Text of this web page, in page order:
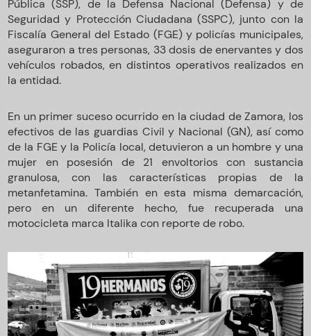
Pública (SSP), de la Defensa Nacional (Defensa) y de
Seguridad y Protección Ciudadana (SSPC), junto con la
Fiscalía General del Estado (FGE) y policías municipales,
aseguraron a tres personas, 33 dosis de enervantes y dos
vehículos robados, en distintos operativos realizados en
la entidad.
En un primer suceso ocurrido en la ciudad de Zamora, los
efectivos de las guardias Civil y Nacional (GN), así como
de la FGE y la Policía local, detuvieron a un hombre y una
mujer en posesión de 21 envoltorios con sustancia
granulosa, con las características propias de la
metanfetamina. También en esta misma demarcación,
pero en un diferente hecho, fue recuperada una
motocicleta marca Italika con reporte de robo.